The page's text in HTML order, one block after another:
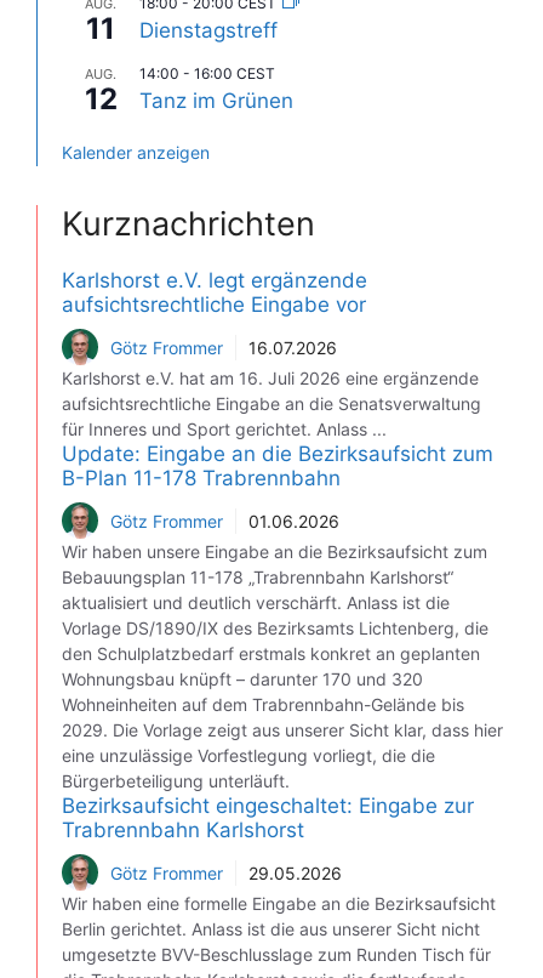
AUG.
11 Dienstagstreff
AUG.
12
14:00 - 16:00 CEST
Tanz im Grünen
Kalender anzeigen
Kurznachrichten
Karlshorst e.V. legt ergänzende
aufsichtsrechtliche Eingabe vor
Götz Frommer
16.07.2026
Karlshorst e.V. hat am 16. Juli 2026 eine ergänzende
aufsichtsrechtliche Eingabe an die Senatsverwaltung
für Inneres und Sport gerichtet. Anlass ...
Update: Eingabe an die Bezirksaufsicht zum
B-Plan 11-178 Trabrennbahn
Götz Frommer
01.06.2026
Wir haben unsere Eingabe an die Bezirksaufsicht zum
Bebauungsplan 11-178 „Trabrennbahn Karlshorst“
aktualisiert und deutlich verschärft. Anlass ist die
Vorlage DS/1890/IX des Bezirksamts Lichtenberg, die
den Schulplatzbedarf erstmals konkret an geplanten
Wohnungsbau knüpft – darunter 170 und 320
Wohneinheiten auf dem Trabrennbahn-Gelände bis
2029. Die Vorlage zeigt aus unserer Sicht klar, dass hier
eine unzulässige Vorfestlegung vorliegt, die die
Bürgerbeteiligung unterläuft.
Bezirksaufsicht eingeschaltet: Eingabe zur
Trabrennbahn Karlshorst
Götz Frommer
29.05.2026
Wir haben eine formelle Eingabe an die Bezirksaufsicht
Berlin gerichtet. Anlass ist die aus unserer Sicht nicht
umgesetzte BVV-Beschlusslage zum Runden Tisch für